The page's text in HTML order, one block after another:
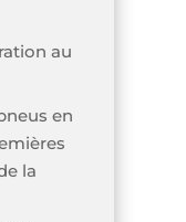
au
en
la